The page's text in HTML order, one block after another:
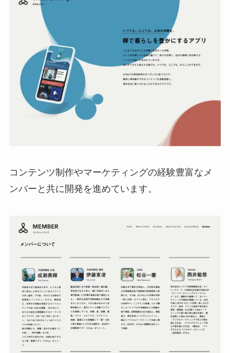
コンテンツ制作やマーケティングの経験豊富なメ
ンバーと共に開発を進めています。